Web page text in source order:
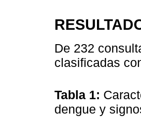
De 232
clasificadas
Tabla 1:
dengue y